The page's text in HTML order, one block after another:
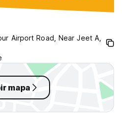
Airport Road, Near Jeet A,
mapa